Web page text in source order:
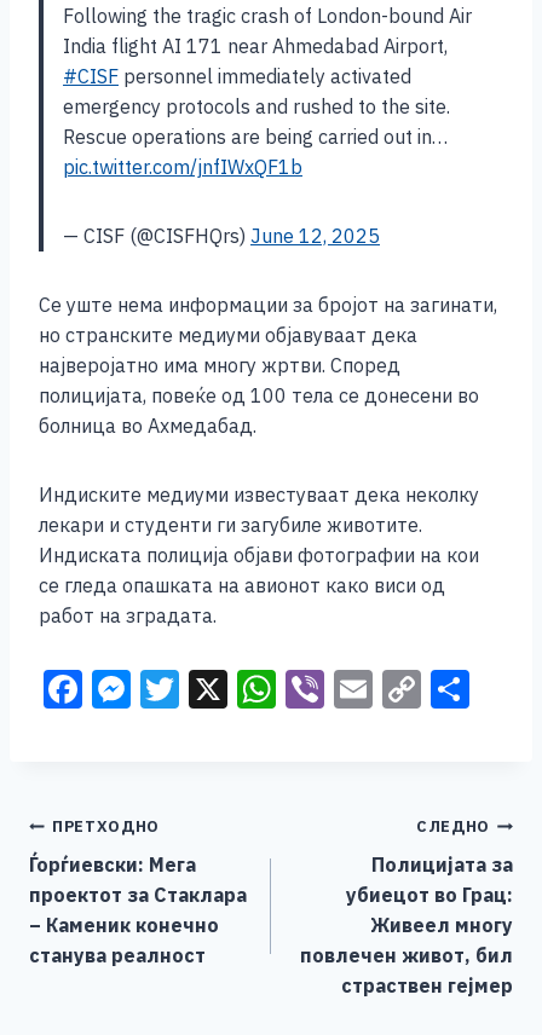
Following the tragic crash of London-bound Air
India flight AI 171 near Ahmedabad Airport,
#CISF personnel immediately activated
emergency protocols and rushed to the site.
Rescue operations are being carried out in…
pic.twitter.com/jnfIWxQF1b
— CISF (@CISFHQrs) June 12, 2025
Се уште нема информации за бројот на загинати,
но странските медиуми објавуваат дека
најверојатно има многу жртви. Според
полицијата, повеќе од 100 тела се донесени во
болница во Ахмедабад.
Индиските медиуми известуваат дека неколку
лекари и студенти ги загубиле животите.
Индиската полиција објави фотографии на кои
се гледа опашката на авионот како виси од
работ на зградата.
F
b
o
o
k
M
n
g
er
T X W Vi E C
Li
n
k
Навигација
на
напис
ПРЕТХОДНО
Ѓорѓиевски: Мега
проектот за Стаклара
– Каменик конечно
станува реалност
СЛЕДНО
Полицијата за
убиецот во Грац:
Живеел многу
повлечен живот, бил
страствен гејмер